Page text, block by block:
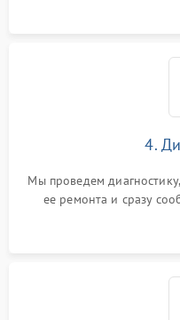
4.
Мы проведем
ее ремонта и сразу